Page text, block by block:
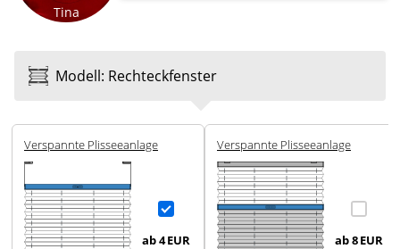
Tina
Modell: Rechteck­fenster
Ver­spannte Plissee­anlage
ab 4EUR
Ver­spannte Plissee­anlage
ab 8EUR